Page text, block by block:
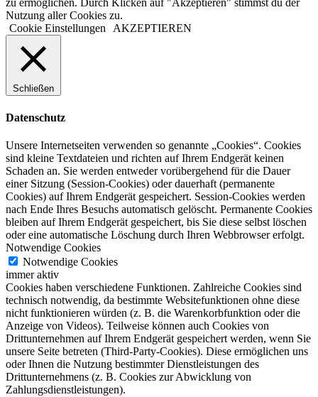
zu ermöglichen. Durch Klicken auf "Akzeptieren" stimmst du der
Nutzung aller Cookies zu.
Cookie Einstellungen
AKZEPTIEREN
Schließen
Datenschutz
Unsere Internetseiten verwenden so genannte „Cookies“. Cookies
sind kleine Textdateien und richten auf Ihrem Endgerät keinen
Schaden an. Sie werden entweder vorübergehend für die Dauer
einer Sitzung (Session-Cookies) oder dauerhaft (permanente
Cookies) auf Ihrem Endgerät gespeichert. Session-Cookies werden
nach Ende Ihres Besuchs automatisch gelöscht. Permanente Cookies
bleiben auf Ihrem Endgerät gespeichert, bis Sie diese selbst löschen
oder eine automatische Löschung durch Ihren Webbrowser erfolgt.
Notwendige Cookies
Notwendige Cookies
immer aktiv
Cookies haben verschiedene Funktionen. Zahlreiche Cookies sind
technisch notwendig, da bestimmte Websitefunktionen ohne diese
nicht funktionieren würden (z. B. die Warenkorbfunktion oder die
Anzeige von Videos). Teilweise können auch Cookies von
Drittunternehmen auf Ihrem Endgerät gespeichert werden, wenn Sie
unsere Seite betreten (Third-Party-Cookies). Diese ermöglichen uns
oder Ihnen die Nutzung bestimmter Dienstleistungen des
Drittunternehmens (z. B. Cookies zur Abwicklung von
Zahlungsdienstleistungen).